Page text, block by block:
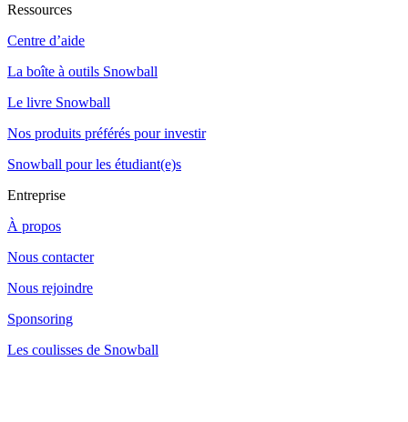
Ressources
Centre d’aide
La boîte à outils Snowball
Le livre Snowball
Nos produits préférés pour investir
Snowball pour les étudiant(e)s
Entreprise
À propos
Nous contacter
Nous rejoindre
Sponsoring
Les coulisses de Snowball